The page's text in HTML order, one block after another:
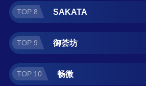
TOP 8 SAKATA
TOP 9 御荟坊
TOP 10 畅微